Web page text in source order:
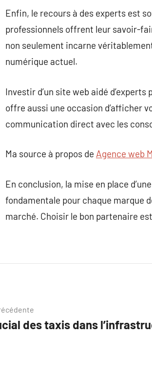
Enfin, le recours à des experts est
professionnels offrent leur savoir-
non seulement incarne
numérique actuel.
Investir d’un site web aidé
offre aussi une occasion d’afficher
communication direct avec les
Ma source à propos de Agence web
En conclusion, la mise en place
fondamentale pour chaque marque
marché. Choisir le bon partenaire
des taxis dans